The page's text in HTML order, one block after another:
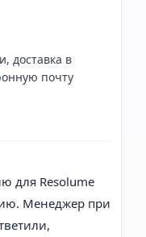
доставка в
почту
для Resolume
Менеджер при